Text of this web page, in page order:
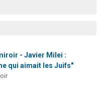
son Maasser
pour 5 enfants déjà orphelins risquent de perdre leur maman
- Javier Milei :
qui aimait les Juifs"